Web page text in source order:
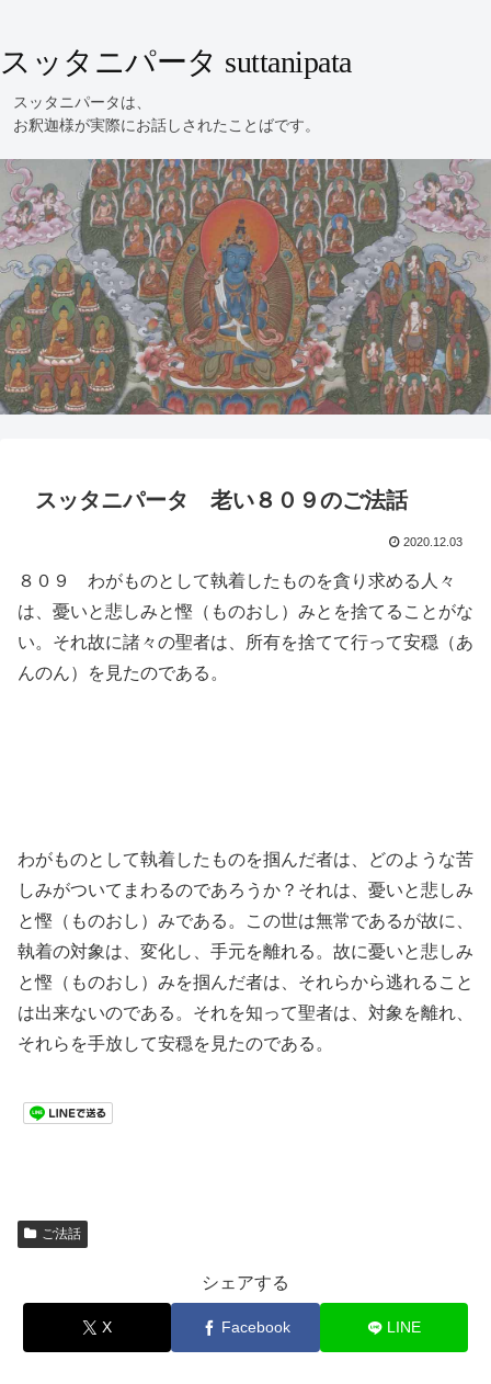
スッタニパータ suttanipata
スッタニパータ 老い８０９のご法話
2020.12.03
８０９ わがものとして執着したものを貪り求める人々
は、憂いと悲しみと慳（ものおし）みとを捨てることがな
い。それ故に諸々の聖者は、所有を捨てて行って安穏（あ
んのん）を見たのである。
わがものとして執着したものを掴んだ者は、どのような苦
しみがついてまわるのであろうか？それは、憂いと悲しみ
と慳（ものおし）みである。この世は無常であるが故に、
執着の対象は、変化し、手元を離れる。故に憂いと悲しみ
と慳（ものおし）みを掴んだ者は、それらから逃れること
は出来ないのである。それを知って聖者は、対象を離れ、
それらを手放して安穏を見たのである。
ご法話
シェアする
X Facebook LINE